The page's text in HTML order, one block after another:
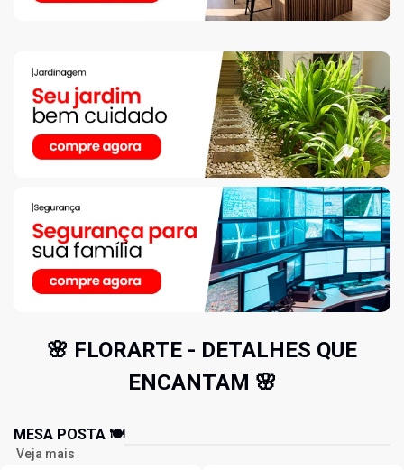
🌸 FLORARTE - DETALHES QUE
ENCANTAM 🌸
MESA POSTA 🍽️
Veja mais